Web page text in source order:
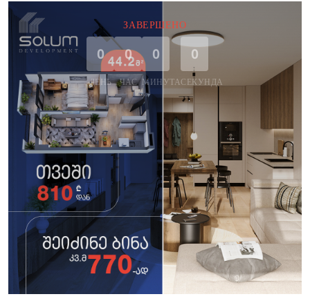
ЗАВЕРШЕНО
0
ДЕНЬ
0
ЧАС
0
МИНУТА
0
СЕКУНДА